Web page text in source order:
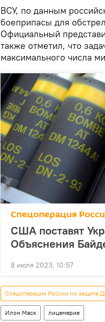
ВСУ, по данным
боеприпасы для
Официальный
также отметил, что
максимального числа
Спецоперация
США поставят
Объяснения
8 июля 2023, 10:57
Спецоперация России по защите
Илон Маск лицемерие